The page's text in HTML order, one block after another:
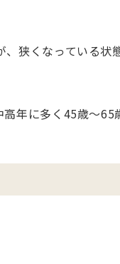
狭くなっている状
年に多く45歳～65